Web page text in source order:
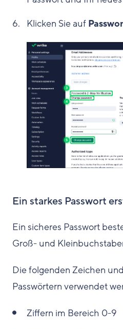
Klicken Sie auf
Ein starkes Passwort
Ein sicheres Passwort
Groß- und
Die folgenden Zeichen
Passwörtern verwendet
Ziffern im Bereich 0-9